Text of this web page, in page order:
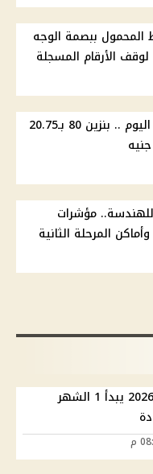
ببصمة الوجه
الأرقام المسجلة
أسعار الوقود في مصر اليوم .. بنزين 80 بـ20.75
للطب و87.9% للهندسة.. مؤشرات
صرف معاشات سبتمبر 2026 يبدأ 1 الشهر